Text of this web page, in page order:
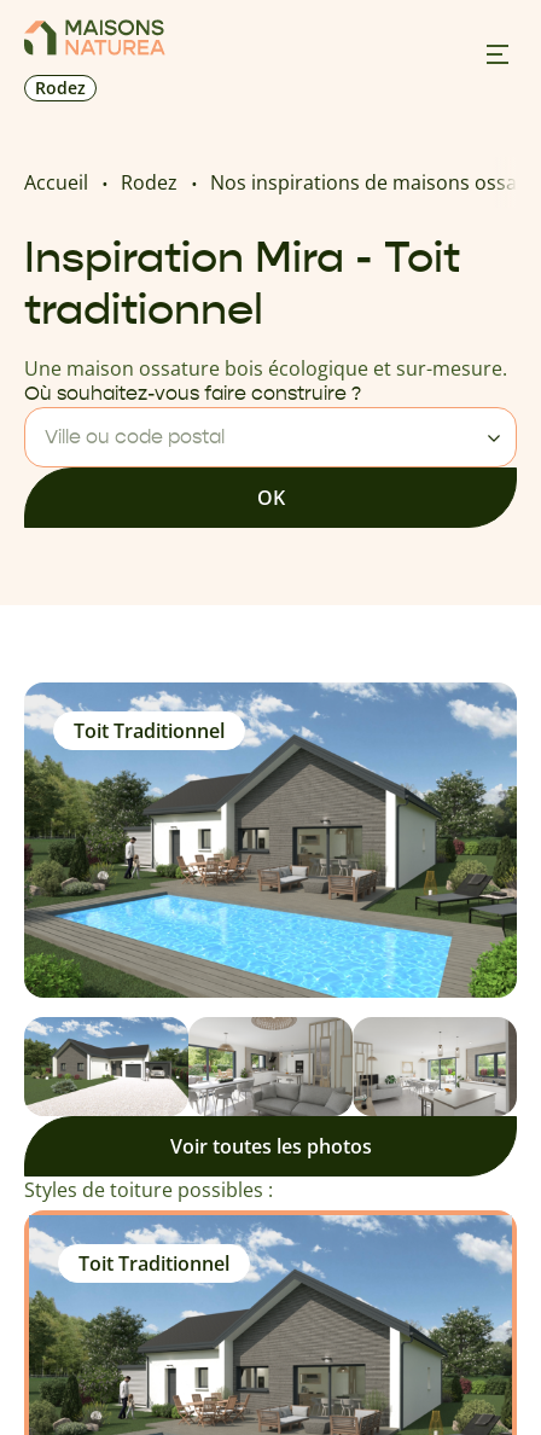
Rodez
Nos offres
Prendre RDV
Accueil Rodez Nos inspirations de maisons
Inspiration Mira - Toit
traditionnel
Une maison ossature bois écologique et sur-mesure.
Où souhaitez-vous faire construire ?
Ville ou code postal
OK
Toit Traditionnel
Voir toutes les photos
Styles de toiture possibles :
Toit Traditionnel